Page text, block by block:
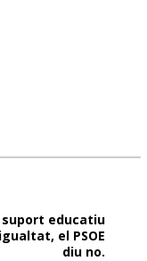
suport educatiu
el PSOE
diu no.